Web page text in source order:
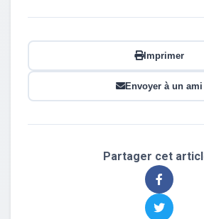
Imprimer
Envoyer à un ami
Partager cet